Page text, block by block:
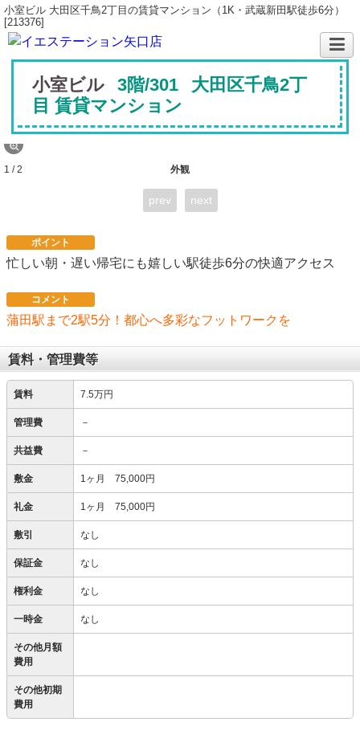
小室ビル 大田区千鳥2丁目の賃貸マンション（1K・武蔵新田駅徒歩6分）
[213376]
小室ビル 3階/301
大田区千鳥2丁
目 賃貸マンション
外観
1 / 2
prev next
ポイント
忙しい朝・遅い帰宅にも嬉しい駅徒歩6分の快適アクセス
コメント
蒲田駅まで2駅5分！都心へ多彩なフットワークを
賃料・管理費等
賃料 7.5万円
管理費 －
共益費 －
敷金 1ヶ月 75,000円
礼金 1ヶ月 75,000円
敷引 なし
保証金 なし
権利金 なし
一時金 なし
その他月額
費用
その他初期
費用